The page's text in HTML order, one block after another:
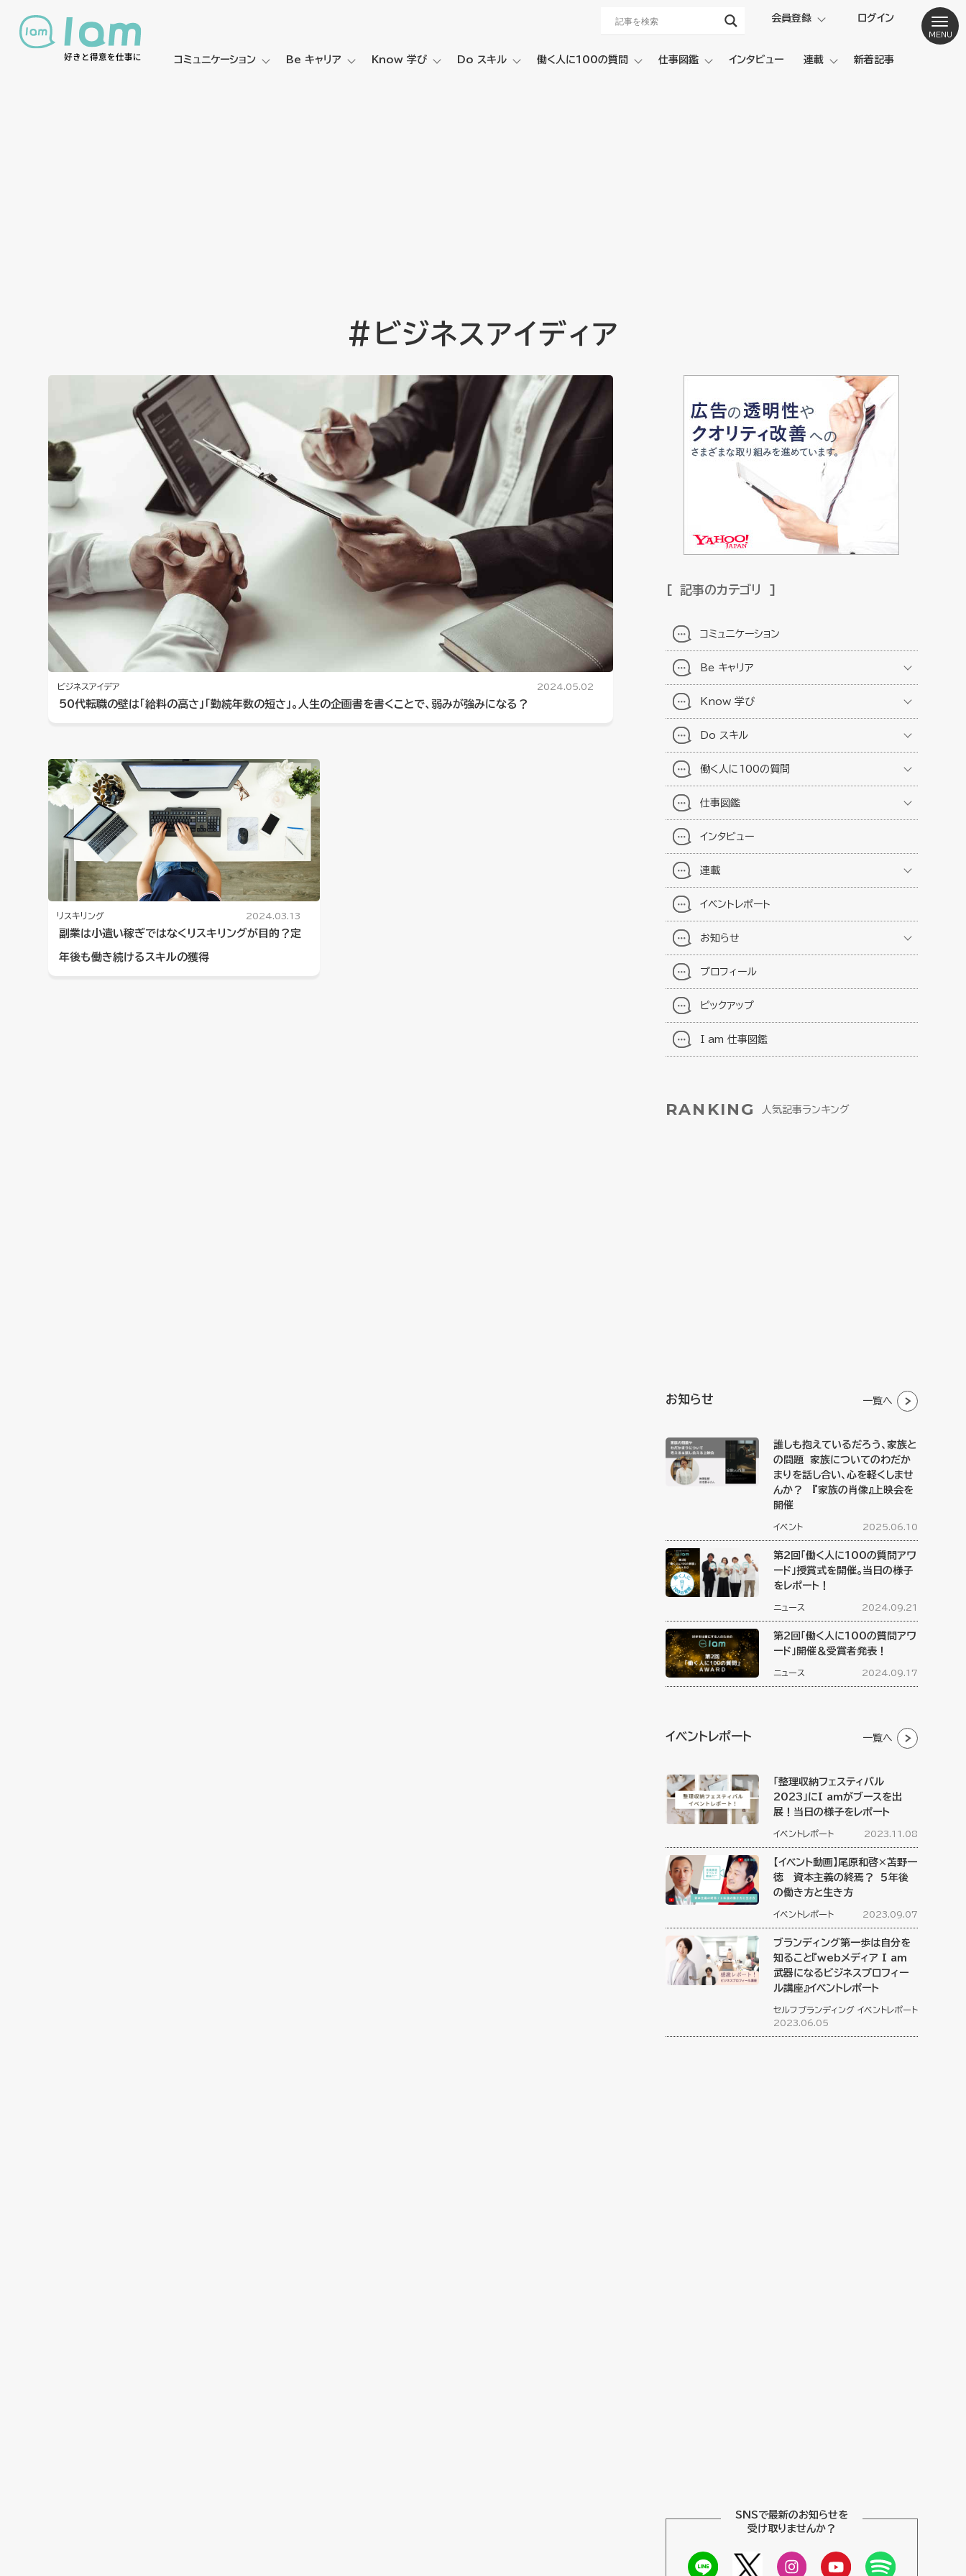
会員登録 ログイン
コミュニケーション Be キャリア Know 学び Do スキル 働く人に100の質問 仕事図鑑 インタビュー 連載 新着記事
#ビジネスアイディア
ビジネスアイデア 2024.05.02
50代転職の壁は「給料の高さ」「勤続年数の短さ」。人生の企画書を書くことで、弱みが強みになる？
リスキリング 2024.03.13
副業は小遣い稼ぎではなくリスキリングが目的？定
年後も働き続けるスキルの獲得
記事のカテゴリ
コミュニケーション
Be キャリア
Know 学び
Do スキル
働く人に100の質問
仕事図鑑
インタビュー
連載
イベントレポート
お知らせ
プロフィール
ピックアップ
I am 仕事図鑑
RANKING 人気記事ランキング
お知らせ 一覧へ
誰しも抱えているだろう、家族と
の問題 家族についてのわだか
まりを話し合い、心を軽くしませ
んか？ 『家族の肖像』上映会を
開催
イベント 2025.06.10
第2回「働く人に100の質問アワ
ード」授賞式を開催。当日の様子
をレポート！
ニュース 2024.09.21
第2回「働く人に100の質問アワ
ード」開催＆受賞者発表！
ニュース 2024.09.17
イベントレポート 一覧へ
「整理収納フェスティバル
2023」にI amがブースを出
展！当日の様子をレポート
イベントレポート 2023.11.08
【イベント動画】尾原和啓×苫野一
徳 資本主義の終焉？ ５年後
の働き方と生き方
イベントレポート 2023.09.07
ブランディング第一歩は自分を
知ること『webメディア I am
武器になるビジネスプロフィー
ル講座』イベントレポート
セルフブランディング イベントレポート
2023.06.05
SNSで最新のお知らせを
受け取りませんか？